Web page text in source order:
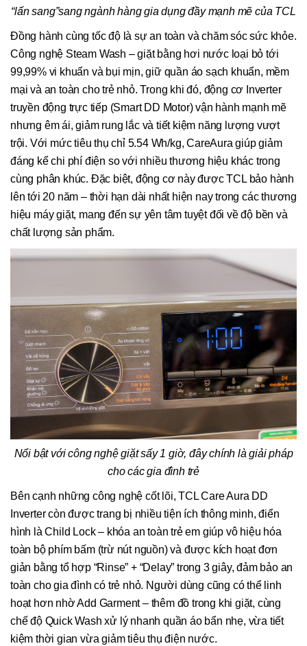
“lấn sang”sang ngành hàng gia dụng đầy mạnh mẽ của TCL
Đồng hành cùng tốc độ là sự an toàn và chăm sóc sức khỏe.
Công nghệ Steam Wash – giặt bằng hơi nước loại bỏ tới
99,99% vi khuẩn và bụi mịn, giữ quần áo sạch khuẩn, mềm
mại và an toàn cho trẻ nhỏ. Trong khi đó, động cơ Inverter
truyền động trực tiếp (Smart DD Motor) vận hành mạnh mẽ
nhưng êm ái, giảm rung lắc và tiết kiệm năng lượng vượt
trội. Với mức tiêu thụ chỉ 5.54 Wh/kg, CareAura giúp giảm
đáng kể chi phí điện so với nhiều thương hiệu khác trong
cùng phân khúc. Đặc biệt, động cơ này được TCL bảo hành
lên tới 20 năm – thời hạn dài nhất hiện nay trong các thương
hiệu máy giặt, mang đến sự yên tâm tuyệt đối về độ bền và
chất lượng sản phẩm.
Nổi bật với công nghệ giặt sấy 1 giờ, đây chính là giải pháp
cho các gia đình trẻ
Bên cạnh những công nghệ cốt lõi, TCL Care Aura DD
Inverter còn được trang bị nhiều tiện ích thông minh, điển
hình là Child Lock – khóa an toàn trẻ em giúp vô hiệu hóa
toàn bộ phím bấm (trừ nút nguồn) và được kích hoạt đơn
giản bằng tổ hợp “Rinse” + “Delay” trong 3 giây, đảm bảo an
toàn cho gia đình có trẻ nhỏ. Người dùng cũng có thể linh
hoạt hơn nhờ Add Garment – thêm đồ trong khi giặt, cùng
chế độ Quick Wash xử lý nhanh quần áo bẩn nhẹ, vừa tiết
kiệm thời gian vừa giảm tiêu thụ điện nước.